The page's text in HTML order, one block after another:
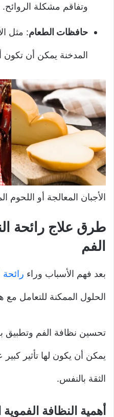
وتفاقم مشكلة الروائح.
حافظات الطعام: مثل
المدخنة يمكن أن تكون
الأجبان المعالجة أو اللحوم
طرق علاج رائحة
الفم
بعد فهم الأسباب وراء رائحة
الحلول الممكنة للتعامل
تحسين نظافة الفم وتطبيق
يمكن أن يكون لها تأثير
الثقة بالنفس.
أهمية النظافة الفموية